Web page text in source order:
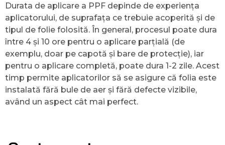
Durata de aplicare a PPF depinde de experiența
aplicatorului, de suprafața ce trebuie acoperită și de
tipul de folie folosită. În general, procesul poate dura
între 4 și 10 ore pentru o aplicare parțială (de
exemplu, doar pe capotă și bare de protecție), iar
pentru o aplicare completă, poate dura 1-2 zile. Acest
timp permite aplicatorilor să se asigure că folia este
instalată fără bule de aer și fără defecte vizibile,
având un aspect cât mai perfect.